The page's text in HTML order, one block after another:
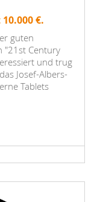
€.
guten
"21st Century
und trug
Josef-Albers-
Tablets